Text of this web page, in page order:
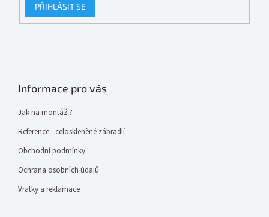
PŘIHLÁSIT SE
Informace pro vás
Jak na montáž ?
Reference - celoskleněné zábradlí
Obchodní podmínky
Ochrana osobních údajů
Vratky a reklamace